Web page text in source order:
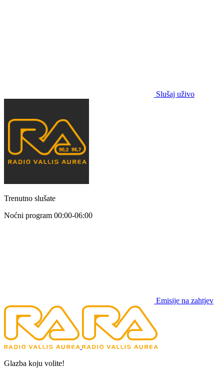
Slušaj uživo
Trenutno slušate
Noćni program 00:00-06:00
Emisije na zahtjev
Glazba koju volite!